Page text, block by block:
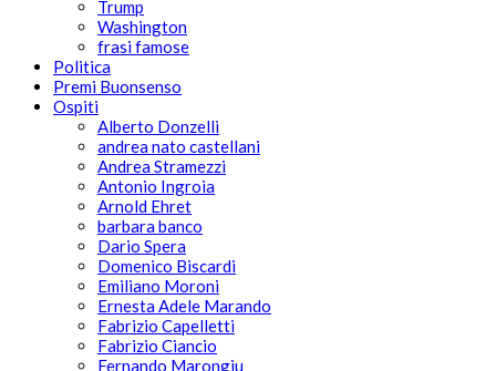
Trump
Washington
frasi famose
Politica
Premi Buonsenso
Ospiti
Alberto Donzelli
andrea nato castellani
Andrea Stramezzi
Antonio Ingroia
Arnold Ehret
barbara banco
Dario Spera
Domenico Biscardi
Emiliano Moroni
Ernesta Adele Marando
Fabrizio Capelletti
Fabrizio Ciancio
Fernando Marongiu